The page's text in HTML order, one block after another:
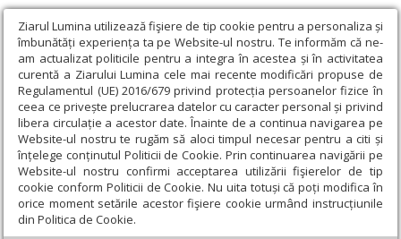
Ziarul Lumina utilizează fişiere de tip cookie pentru a personaliza și
îmbunătăți experiența ta pe Website-ul nostru. Te informăm că ne-
am actualizat politicile pentru a integra în acestea și în activitatea
curentă a Ziarului Lumina cele mai recente modificări propuse de
Regulamentul (UE) 2016/679 privind protecția persoanelor fizice în
ceea ce privește prelucrarea datelor cu caracter personal și privind
libera circulație a acestor date. Înainte de a continua navigarea pe
Website-ul nostru te rugăm să aloci timpul necesar pentru a citi și
înțelege conținutul Politicii de Cookie. Prin continuarea navigării pe
Website-ul nostru confirmi acceptarea utilizării fişierelor de tip
cookie conform Politicii de Cookie. Nu uita totuși că poți modifica în
orice moment setările acestor fişiere cookie urmând instrucțiunile
din Politica de Cookie.
Ziarul Lumina › Educaţie și Cultură › Cultură › Lansarea
volumului „30 de scriitori români din exil (1945-1989)”
Lansarea volumului „30 de scriitori români
din exil (1945-1989)”